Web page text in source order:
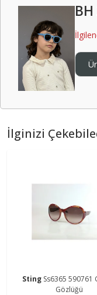
BH
İlginizi
Sting Ss6365 590761
Gözlüğü